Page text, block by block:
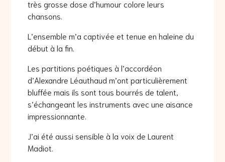
très grosse dose d’humour colore leurs
chansons.
L’ensemble m’a captivée et tenue en haleine du
début à la fin.
Les partitions poétiques à l’accordéon
d’Alexandre Léauthaud m’ont particulièrement
bluffée mais ils sont tous bourrés de talent,
s’échangeant les instruments avec une aisance
impressionnante.
J’ai été aussi sensible à la voix de Laurent
Madiot.